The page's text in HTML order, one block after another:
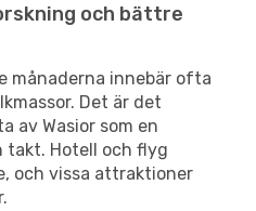
och bättre
månaderna innebär ofta
Det är det
Wasior som en
takt. Hotell och flyg
och vissa attraktioner